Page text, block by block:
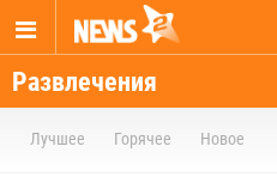
Развлечения
Лучшее Горячее Новое